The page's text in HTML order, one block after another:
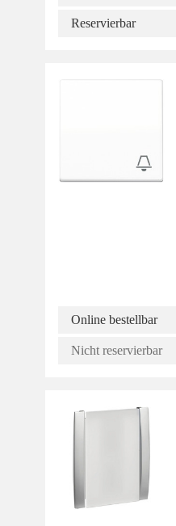
Reservierbar
Online bestellbar
Nicht reservierbar